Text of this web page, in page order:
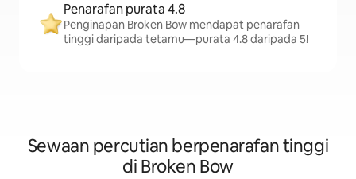
Penarafan purata 4.8
Penginapan Broken Bow mendapat penarafan
tinggi daripada tetamu—purata 4.8 daripada 5!
Sewaan percutian berpenarafan tinggi
di Broken Bow